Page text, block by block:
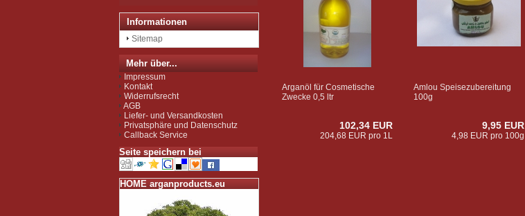
Arganöl für Cosmetische
Zwecke 0,5 ltr
102,34 EUR
204,68 EUR pro 1L
Amlou Speisezubereitung
100g
9,95 EUR
4,98 EUR pro 100g
Produkten wurden, wie Sie sie
bei uns kaufen können.
Wir sind zudem von der EU als
Importeur zugelassen und
der sog. Novel-Food-VO.
Seit Juli 2012 sind wir für das
Argan Speiseöl BIO-zertifiziert
gemäß EG-Öko-Verordnung
durch DE-ÖKO-037 (Marokko
Landwirtschaft)
Informationen
Sitemap
Mehr über...
Impressum
Kontakt
Widerrufsrecht
AGB
Liefer- und Versandkosten
Privatsphäre und Datenschutz
Callback Service
Seite speichern bei
HOME arganproducts.eu